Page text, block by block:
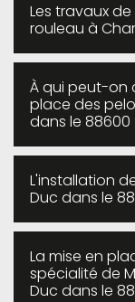
Les travaux
rouleau à
À qui peut-on
place des
dans le 88600
L'installation
Duc dans le
La mise en
spécialité de
Duc dans le